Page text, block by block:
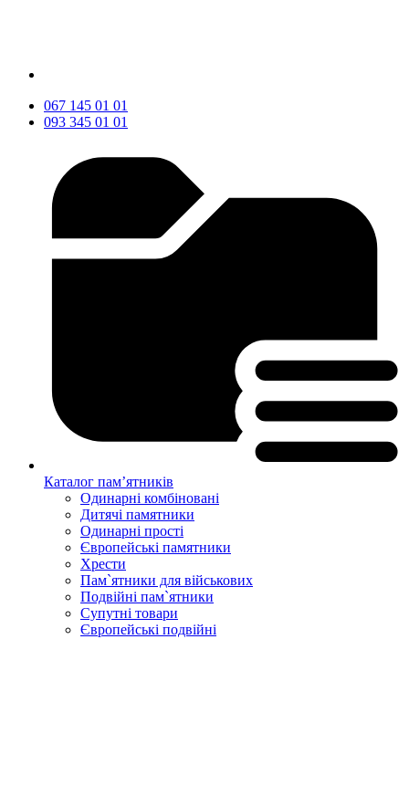
067 145 01 01
093 345 01 01
Каталог пам’ятників
Одинарні комбіновані
Дитячі памятники
Одинарні прості
Європейські памятники
Хрести
Пам`ятники для військових
Подвійні пам`ятники
Супутні товари
Європейські подвійні